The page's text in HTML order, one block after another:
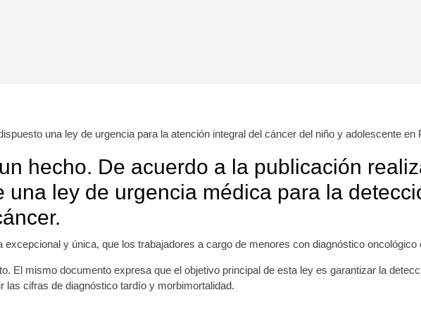
una ley de urgencia para la atención integral del cáncer del niño y adolescente en
hecho. De acuerdo a la publicación
una ley de urgencia médica para la
y única, que los trabajadores a cargo de menores con diagnóstico
El mismo documento expresa que el objetivo principal de esta ley es garantizar la
las cifras de diagnóstico tardío y morbimortalidad.